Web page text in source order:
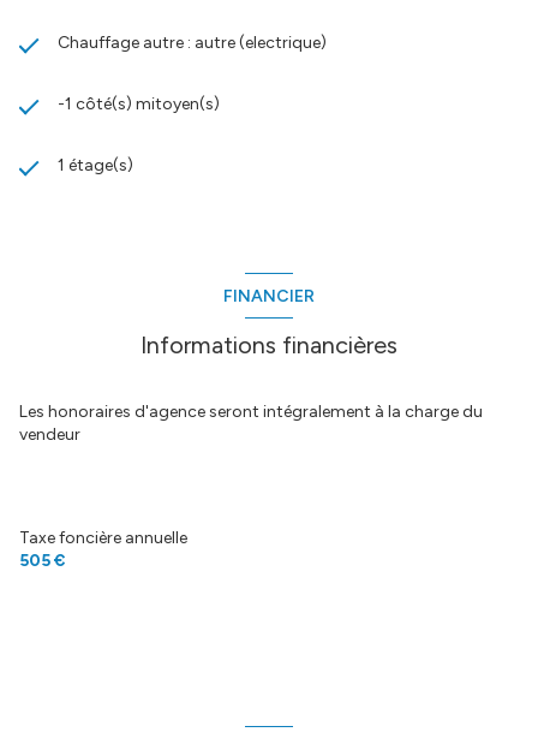
Chauffage autre : autre (electrique)
-1 côté(s) mitoyen(s)
1 étage(s)
FINANCIER
Informations financières
Les honoraires d'agence seront intégralement à la charge du
vendeur
Taxe foncière annuelle
505 €